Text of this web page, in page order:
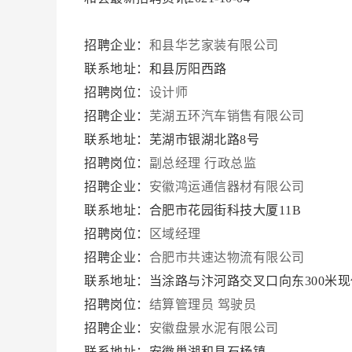
招聘企业： 和县华艺家装有限公司
联系地址：和县厉阳西路
招聘岗位： 设计师
招聘企业： 芜湖五环汽车销售有限公司
联系地址：芜湖市银湖北路8号
招聘岗位： 副总经理 行政总监
招聘企业： 安徽鸿运通信器材有限公司
联系地址：合肥市花园街科技大厦11B
招聘岗位：
区域经理
招聘企业： 合肥市共速达物流有限公司
联系地址：当涂路与汴河路交叉口向东300米
招聘岗位： 结算管理员 驾驶员
招聘企业： 安徽盘景水泥有限公司